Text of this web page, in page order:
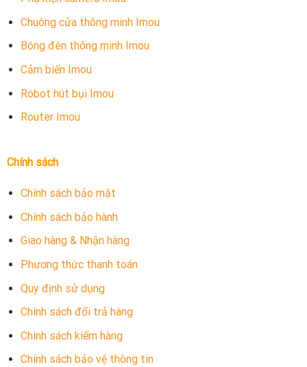
Chuông cửa thông minh Imou
Bóng đèn thông minh Imou
Cảm biến Imou
Robot hút bụi Imou
Router Imou
Chính sách
Chính sách bảo mật
Chính sách bảo hành
Giao hàng & Nhận hàng
Phương thức thanh toán
Quy định sử dụng
Chính sách đổi trả hàng
Chính sách kiểm hàng
Chính sách bảo vệ thông tin